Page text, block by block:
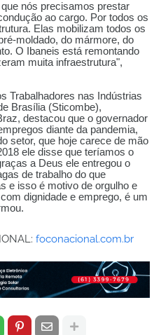
nós precisamos prestar
ao cargo. Por todos os
Elas mobilizam todos os
moldado, do mármore, do
O Ibaneis está remontando
muita infraestrutura",
Trabalhadores nas Indústrias
Brasília (Sticombe),
destacou que o governador
diante da pandemia,
setor, que hoje carece de mão
ele disse que teríamos o
a Deus ele entregou o
de trabalho do que
e isso é motivo de orgulho e
dignidade e emprego, é um
foconacional.com.br